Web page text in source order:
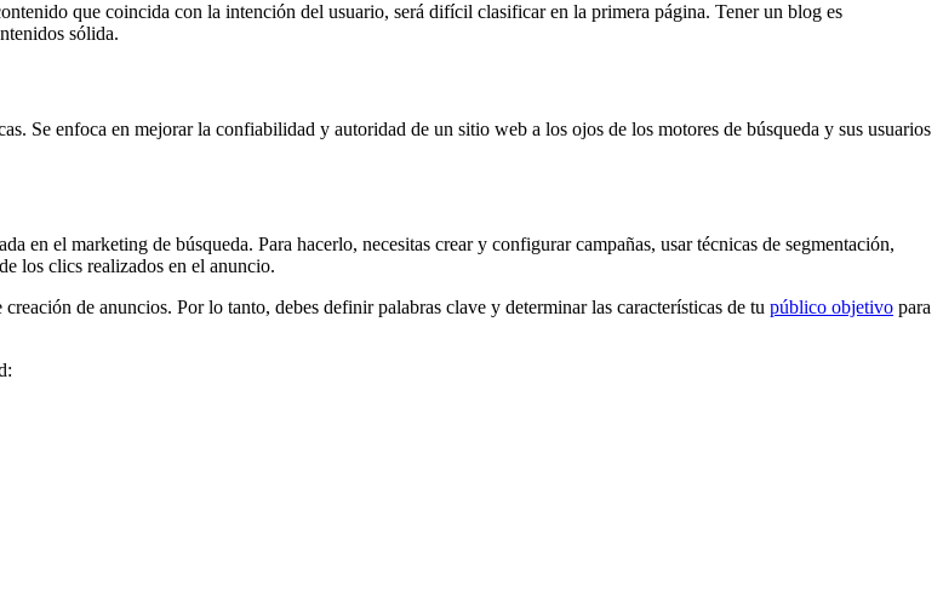
que coincida con la intención del usuario, será difícil clasificar en la primera página. Tener un blog es
sólida.
Se enfoca en mejorar la confiabilidad y autoridad de un sitio web a los ojos de los motores de búsqueda y sus usuarios
en el marketing de búsqueda. Para hacerlo, necesitas crear y configurar campañas, usar técnicas de segmentación,
los clics realizados en el anuncio.
de anuncios. Por lo tanto, debes definir palabras clave y determinar las características de tu público objetivo para